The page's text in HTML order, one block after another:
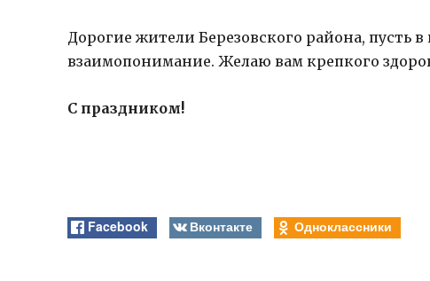
Дорогие жители Березовского района, пусть
взаимопонимание. Желаю вам крепкого
С праздником!
Facebook Вконтакте Одноклассники